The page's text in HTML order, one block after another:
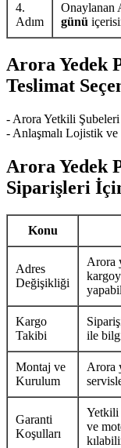
4.
Adım
Onaylanan
günü
Arora Yedek
Teslimat
- Arora Yetkili Şubeleri
- Anlaşmalı Lojistik ve
Arora Yedek
Siparişleri
Konu
Adres
Değişikliği
Arora
Kargo
Takibi
ile
Montaj ve
Kurulum
Arora
Garanti
Koşulları
Yetkili
ve